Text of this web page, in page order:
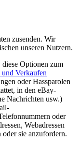
zusenden. Wir
unseren Nutzern.
Optionen zum
Verkaufen
oder Hassparolen
in den eBay-
Nachrichten usw.)
oder
Webadressen
sie anzufordern.